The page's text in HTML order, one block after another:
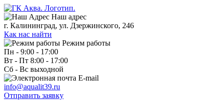
Наш адрес
г. Калининград, ул. Дзержинского, 246
Как нас найти
Режим работы
Пн - 9:00 - 17:00
Вт - Пт 8:00 - 17:00
Сб - Вс выходной
E-mail
info@aqualit39.ru
Отправить заявку